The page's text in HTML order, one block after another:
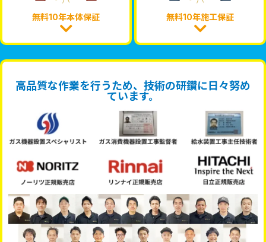
無料10年本体保証 無料10年施工保証
高品質な作業を行うため、技術の研鑽に日々努め
ています。